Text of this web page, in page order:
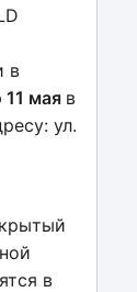
в
11 мая в
ул.
в